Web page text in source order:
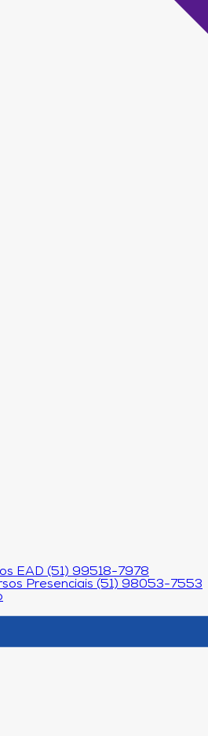
EAD (51) 99518-7978
Presenciais (51) 98053-7553